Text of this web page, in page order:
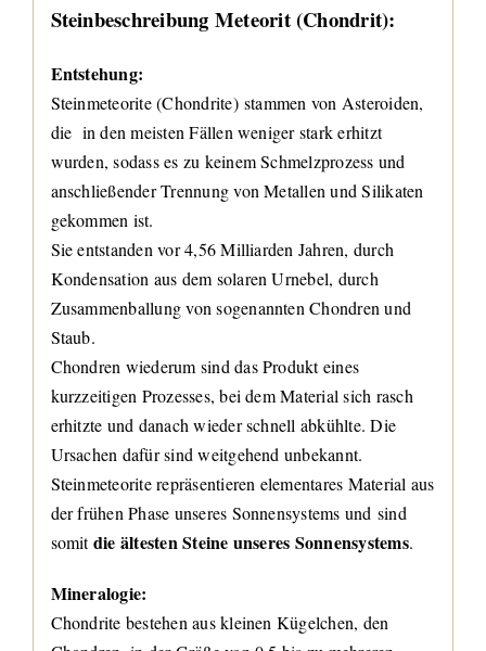
Steinbeschreibung Meteorit (Chondrit):
Entstehung:
Steinmeteorite (Chondrite) stammen von Asteroiden,
die in den meisten Fällen weniger stark erhitzt
wurden, sodass es zu keinem Schmelzprozess und
anschließender Trennung von Metallen und Silikaten
gekommen ist.
Sie entstanden vor 4,56 Milliarden Jahren, durch
Kondensation aus dem solaren Urnebel, durch
Zusammenballung von sogenannten Chondren und
Staub.
Chondren wiederum sind das Produkt eines
kurzzeitigen Prozesses, bei dem Material sich rasch
erhitzte und danach wieder schnell abkühlte. Die
Ursachen dafür sind weitgehend unbekannt.
Steinmeteorite repräsentieren elementares Material aus
der frühen Phase unseres Sonnensystems und sind
somitdie ältesten Steine unseres Sonnensystems.
Mineralogie:
Chondrite bestehen aus kleinen Kügelchen, den